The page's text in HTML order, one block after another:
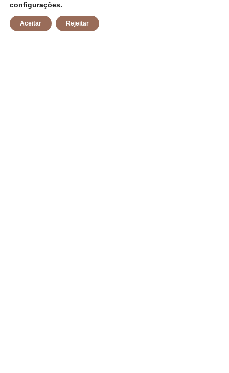
CNPJ: 14.117.329/0001-41 Endereço: Rua Abílio Dias S/N,
Centro, Campo Alegre de Lourdes/BA Horário de
configurações.
Aceitar Rejeitar